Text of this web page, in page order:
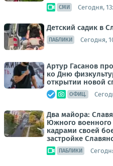
СМИ Сегодня,
Детский садик в
ПАБЛИКИ Сегодня,
Артур Гасанов
ко Дню
открытии новой
ОФИЦ.
Два майора:
Южного военного
кадрами своей
застройке
ПАБЛИКИ